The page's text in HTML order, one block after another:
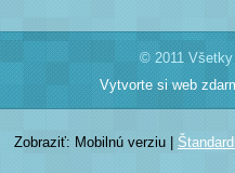
© 2011 Všetky
Vytvorte si web
Zobraziť: Mobilnú verziu|